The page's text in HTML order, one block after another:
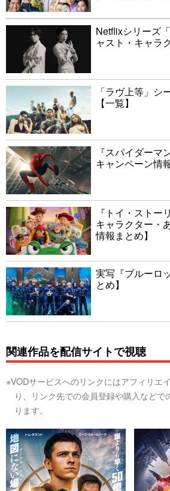
Netflixシリーズ
ャスト・キャラ
「ラヴ上等」シ
【一覧】
『スパイダーマ
キャンペーン情
『トイ・ストー
キャラクター・
情報まとめ】
実写『ブルーロ
とめ】
関連作品を配信サイトで視聴
※VODサービスへのリンクにはアフィリエ
り、リンク先での会員登録や購入などで
ります。